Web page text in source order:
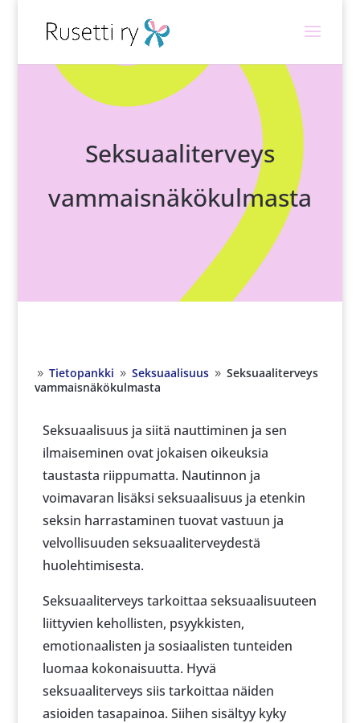
Seksuaaliterveys
vammaisnäkökulmasta
9 Tietopankki 9 Seksuaalisuus 9 Seksuaaliterveys
vammaisnäkökulmasta
Seksuaalisuus ja siitä nauttiminen ja sen
ilmaiseminen ovat jokaisen oikeuksia
taustasta riippumatta. Nautinnon ja
voimavaran lisäksi seksuaalisuus ja etenkin
seksin harrastaminen tuovat vastuun ja
velvollisuuden seksuaaliterveydestä
huolehtimisesta.
Seksuaaliterveys tarkoittaa seksuaalisuuteen
liittyvien kehollisten, psyykkisten,
emotionaalisten ja sosiaalisten tunteiden
luomaa kokonaisuutta. Hyvä
seksuaaliterveys siis tarkoittaa näiden
asioiden tasapainoa. Siihen sisältyy kyky